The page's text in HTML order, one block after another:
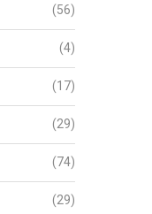
(56)
(4)
(17)
(29)
(74)
(29)